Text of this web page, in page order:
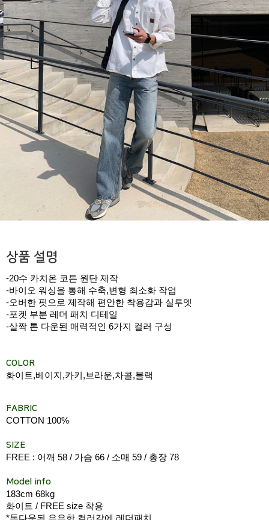
상품 설명
-20수 카치온 코튼 원단 제작
-바이오 워싱을 통해 수축,변형 최소화 작업
-오버한 핏으로 제작해 편안한 착용감과 실루엣
-포켓 부분 레더 패치 디테일
-살짝 톤 다운된 매력적인 6가지 컬러 구성
COLOR
화이트,베이지,카키,브라운,차콜,블랙
FABRIC
COTTON 100%
SIZE
FREE : 어깨 58 / 가슴 66 / 소매 59 / 총장 78
Model info
183cm 68kg
화이트 / FREE size 착용
*톤다운된 은은한 컬러감에 레더패치